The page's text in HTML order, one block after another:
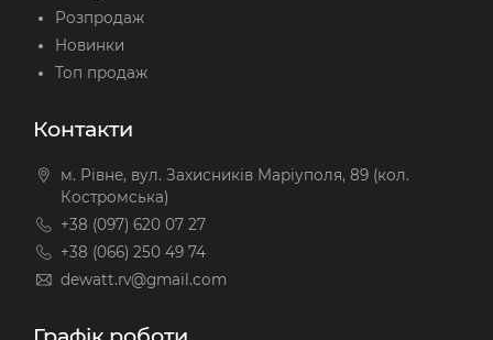
Розпродаж
Новинки
Топ продаж
Контакти
м. Рівне, вул. Захисників Маріуполя, 89 (кол.
Костромська)
+38 (097) 620 07 27
+38 (066) 250 49 74
dewatt.rv@gmail.com